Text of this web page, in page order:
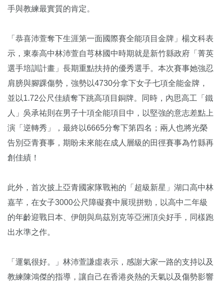
手與教練最實質的肯定。
「恭喜沛萱奪下生涯第一面國際賽全能項目金牌」楊文科表
示，東泰高中林沛萱自芎林國中時期就是新竹縣政府「菁英
選手培訓計畫」長期重點扶持的優秀選手。本次賽事她強忍
肩膀與腳踝傷勢，強勢以4730分拿下女子七項全能金牌，
並以1.72公尺佳績奪下跳高項目銅牌。同時，內思高工「鐵
人」吳承祐則在男子十項全能項目中，以堅強的意志差點上
演「逆轉秀」，最終以6665分奪下第四名；兩人也將光榮
告別亞青賽事，期盼未來能在成人層級的田徑賽事為竹縣再
創佳績！
此外，首次披上亞青國家隊戰袍的「超級新星」湖口高中林
嘉芊，在女子3000公尺障礙賽中展現拼勁，以高中二年級
的年齡迎戰日本、伊朗與烏茲別克等亞洲頂尖好手，同樣跑
出水準之作。
「運氣很好。」林沛萱謙虛表示，感謝大家一路的支持以及
教練陳鴻傑的指導，讓自己在香港炎熱的天氣以及傷勢影響